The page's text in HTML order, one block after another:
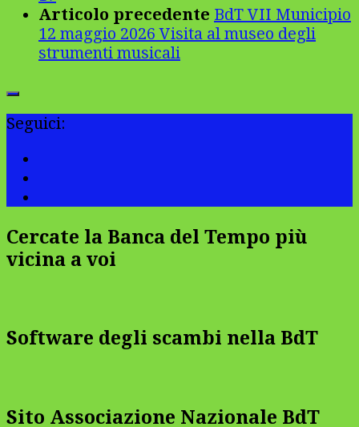
Articolo precedente BdT VII Municipio
12 maggio 2026 Visita al museo degli
strumenti musicali
Seguici:
Cercate la Banca del Tempo più
vicina a voi
Software degli scambi nella BdT
Sito Associazione Nazionale BdT